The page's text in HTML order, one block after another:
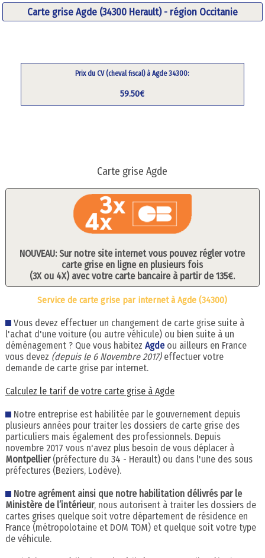
Carte grise Agde (34300 Herault) - région Occitanie
Prix du CV (cheval fiscal) à Agde 34300:
59.50€
Carte grise Agde
NOUVEAU: Sur notre site internet vous pouvez régler votre
carte grise en ligne en plusieurs fois
(3X ou 4X) avec votre carte bancaire à partir de 135€.
Service de carte grise par internet à Agde (34300)
Vous devez effectuer un changement de carte grise suite à
l'achat d'une voiture (ou autre véhicule) ou bien suite à un
déménagement ? Que vous habitez Agde ou ailleurs en France
vous devez (depuis le 6 Novembre 2017)effectuer votre
demande de carte grise par internet.
Calculez le tarif de votre carte grise à Agde
Notre entreprise est habilitée par le gouvernement depuis
plusieurs années pour traiter les dossiers de carte grise des
particuliers mais également des professionnels. Depuis
novembre 2017 vous n'avez plus besoin de vous déplacer à
Montpellier(préfecture du 34 - Herault) ou dans l'une des sous
préfectures (Beziers, Lodève).
Notre agrément ainsi que notre habilitation délivrés par le
Ministère de l’intérieur, nous autorisent à traiter les dossiers de
cartes grises quelque soit votre département de résidence en
France (métropolotaine et DOM TOM) et quelque soit votre type
de véhicule.